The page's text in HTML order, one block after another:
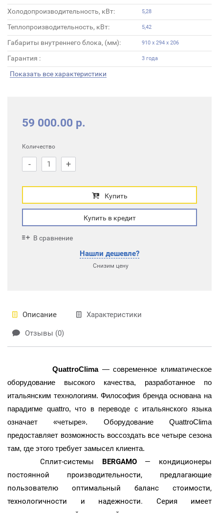
Холодопроизводительность, кВт: 5,28
Теплопроизводительность, кВт: 5,42
Габариты внутреннего блока, (мм): 910 x 294 x 206
Гарантия : 3 года
Показать все характеристики
59 000.00 р.
Количество
- +
Купить
Купить в кредит
В сравнение
Нашли дешевле?
Снизим цену
Описание Характеристики
Отзывы (0)
QuattroClima— современное климатическое
оборудование высокого качества, разработанное по
итальянским технологиям. Философия бренда основана на
парадигме quattro, что в переводе с итальянского языка
означает «четыре». Оборудование QuattroClima
предоставляет возможность воссоздать все четыре сезона
там, где этого требует замысел клиента.
Сплит-системы BERGAMO— кондиционеры
постоянной производительности, предлагающие
пользователю оптимальный баланс стоимости,
технологичности и надежности. Серия имеет